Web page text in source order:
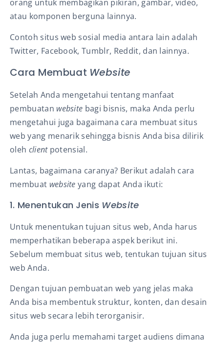
orang untuk membagikan pikiran, gambar, video,
atau komponen berguna lainnya.
Contoh situs web sosial media antara lain adalah
Twitter, Facebook, Tumblr, Reddit, dan lainnya.
Cara Membuat Website
Setelah Anda mengetahui tentang manfaat
pembuatan website bagi bisnis, maka Anda perlu
mengetahui juga bagaimana cara membuat situs
web yang menarik sehingga bisnis Anda bisa dilirik
oleh clientpotensial.
Lantas, bagaimana caranya? Berikut adalah cara
membuat website yang dapat Anda ikuti:
1. Menentukan Jenis Website
Untuk menentukan tujuan situs web, Anda harus
memperhatikan beberapa aspek berikut ini.
Sebelum membuat situs web, tentukan tujuan situs
web Anda.
Dengan tujuan pembuatan web yang jelas maka
Anda bisa membentuk struktur, konten, dan desain
situs web secara lebih terorganisir.
Anda juga perlu memahami target audiens dimana